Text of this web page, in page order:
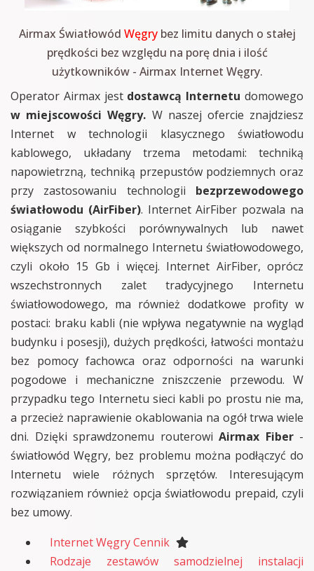
Airmax Światłowód Węgrybez limitu danych o stałej
prędkości bez względu na porę dnia i ilość
użytkowników - Airmax Internet Węgry.
Operator Airmax jest dostawcą Internetu domowego
w miejscowości Węgry. W naszej ofercie znajdziesz
Internet w technologii klasycznego światłowodu
kablowego, układany trzema metodami: techniką
napowietrzną, techniką przepustów podziemnych oraz
przy zastosowaniu technologii bezprzewodowego
światłowodu (AirFiber). Internet AirFiber pozwala na
osiąganie szybkości porównywalnych lub nawet
większych od normalnego Internetu światłowodowego,
czyli około 15 Gb i więcej. Internet AirFiber, oprócz
wszechstronnych zalet tradycyjnego Internetu
światłowodowego, ma również dodatkowe profity w
postaci: braku kabli (nie wpływa negatywnie na wygląd
budynku i posesji), dużych prędkości, łatwości montażu
bez pomocy fachowca oraz odporności na warunki
pogodowe i mechaniczne zniszczenie przewodu. W
przypadku tego Internetu sieci kabli po prostu nie ma,
a przecież naprawienie okablowania na ogół trwa wiele
dni. Dzięki sprawdzonemu routerowi Airmax Fiber-
światłowód Węgry, bez problemu można podłączyć do
Internetu wiele różnych sprzętów. Interesującym
rozwiązaniem również opcja światłowodu prepaid, czyli
bez umowy.
Internet Węgry Cennik
Rodzaje zestawów samodzielnej instalacji